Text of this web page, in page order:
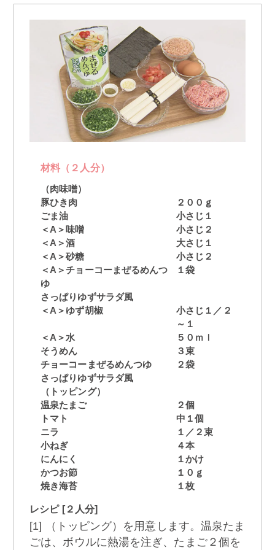
材料（２人分）
（肉味噌）
豚ひき肉
２００ｇ
ごま油
小さじ１
＜A＞味噌
小さじ２
＜A＞酒
大さじ１
＜A＞砂糖
小さじ２
＜A＞チョーコーまぜるめんつ
ゆ
さっぱりゆずサラダ風
１袋
＜A＞ゆず胡椒
小さじ１／２
～１
＜A＞水
５０ｍｌ
そうめん
３束
チョーコーまぜるめんつゆ
さっぱりゆずサラダ風
２袋
（トッピング）
温泉たまご
２個
トマト
中１個
ニラ
１／２束
小ねぎ
４本
にんにく
１かけ
かつお節
１０ｇ
焼き海苔
１枚
レシピ [２人分]
[1] （トッピング）を用意します。温泉たま
ごは、ボウルに熱湯を注ぎ、たまご２個を